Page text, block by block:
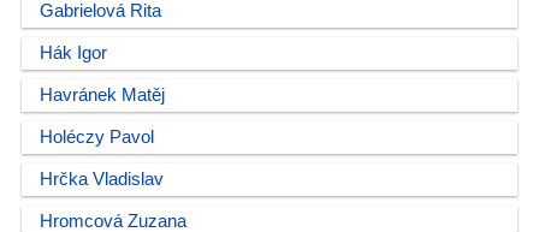
Gabrielová Rita
Hák Igor
Havránek Matěj
Holéczy Pavol
Hrčka Vladislav
Hromcová Zuzana